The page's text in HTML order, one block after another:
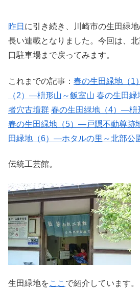
昨日 に引き続き、川崎市の生田緑
長い連載となりました。今回は、
口駐車場まで戻ってみます。
これまでの記事： 春の生田緑地（1
（2）―枡形山～飯室山 春の生田
者穴古墳群 春の生田緑地（4）―枡
春の生田緑地（5）―戸隠不動尊跡
田緑地（6）―ホタルの里～北部公
伝統工芸館。
生田緑地をここ で紹介しています。